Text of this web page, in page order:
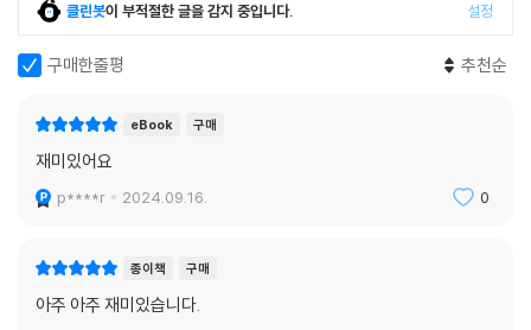
클린봇이 부적절한 글을 감지 중입니다. 설정
구매한줄평 추천순
eBook 구매
재미있어요
p****r 2024.09.16. 0
종이책 구매
아주 아주 재미있습니다.